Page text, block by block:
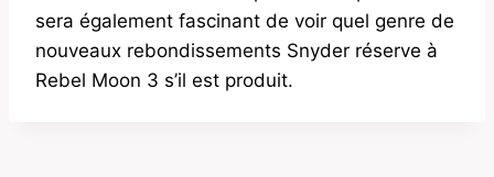
sera également fascinant de voir quel genre de
nouveaux rebondissements Snyder réserve à
Rebel Moon 3 s’il est produit.